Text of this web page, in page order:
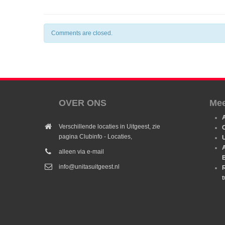
Comments are closed.
OVER ONS
Verschillende locaties in Uitgeest, zie
pagina Clubinfo - Locaties,
alleen via e-mail
info@unitasuitgeest.nl